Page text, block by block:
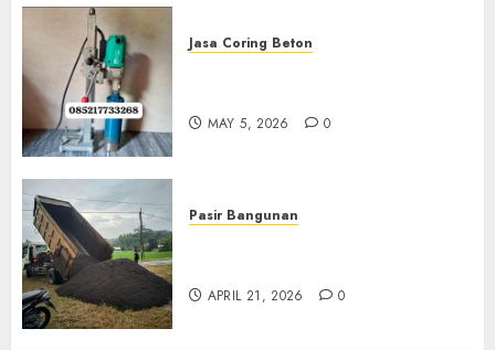
Jasa Coring Beton
MAY 5, 2026 0
Pasir Bangunan
APRIL 21, 2026 0